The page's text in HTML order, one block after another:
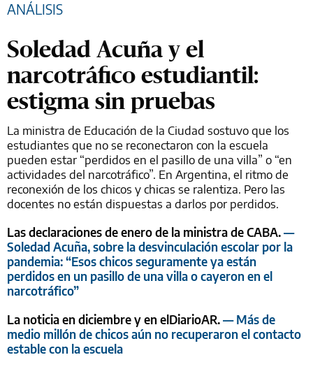
ANÁLISIS
Soledad Acuña y el
narcotráfico estudiantil:
estigma sin pruebas
La ministra de Educación de la Ciudad sostuvo que los
estudiantes que no se reconectaron con la escuela
pueden estar “perdidos en el pasillo de una villa” o “en
actividades del narcotráfico”. En Argentina, el ritmo de
reconexión de los chicos y chicas se ralentiza. Pero las
docentes no están dispuestas a darlos por perdidos.
Las declaraciones de enero de la ministra de CABA.—
Soledad Acuña, sobre la desvinculación escolar por la
pandemia: “Esos chicos seguramente ya están
perdidos en un pasillo de una villa o cayeron en el
narcotráfico”
La noticia en diciembre y en elDiarioAR.— Más de
medio millón de chicos aún no recuperaron el contacto
estable con la escuela